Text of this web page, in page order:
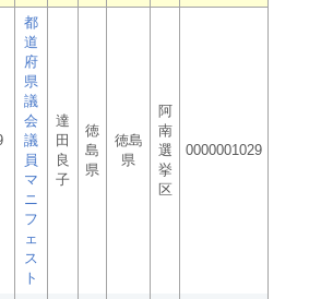
都
道
府
県
議
会
議
員
マ
ニ
フ
ェ
ス
ト
達
田
良
子
徳
島
県
徳島
県
阿
南
選
挙
区
0000001029